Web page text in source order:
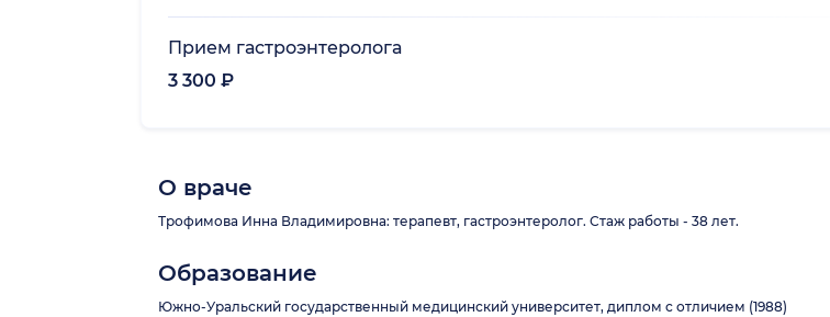
Прием гастроэнтеролога
3 300 ₽
О враче
Трофимова Инна Владимировна: терапевт, гастроэнтеролог. Стаж работы - 38 лет.
Образование
Южно-Уральский государственный медицинский университет, диплом с отличием (1988)